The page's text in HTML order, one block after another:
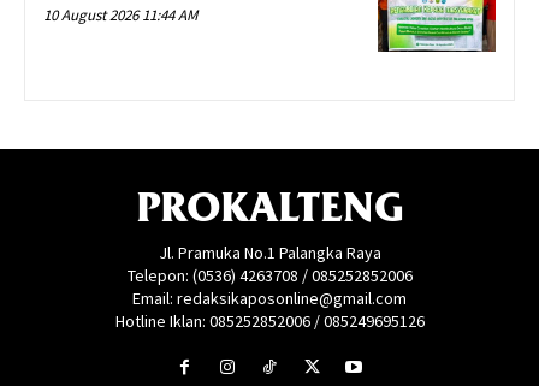
10 August 2026 11:44 AM
PROKALTENG
Jl. Pramuka No.1 Palangka Raya
Telepon: (0536) 4263708 / 085252852006
Email: redaksikaposonline@gmail.com
Hotline Iklan: 085252852006 / 085249695126